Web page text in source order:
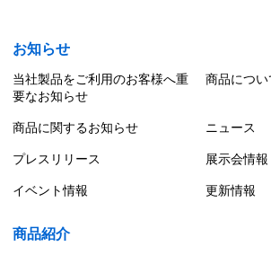
お知らせ
当社製品をご利用のお客様へ重
要なお知らせ
商品につい
商品に関するお知らせ ニュース
プレスリリース 展示会情報
イベント情報 更新情報
商品紹介